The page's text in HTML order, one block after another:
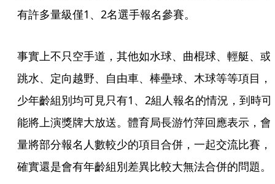
有許多量級僅1、2名選手報名參賽。
事實上不只空手道，其他如水球、曲棍球、輕艇、或
跳水、定向越野、自由車、棒壘球、木球等等項目，
少年齡組別均可見只有1、2組人報名的情況，到時可
能將上演獎牌大放送。體育局長游竹萍回應表示，會
量將部分報名人數較少的項目合併，一起交流比賽，
確實還是會有年齡組別差異比較大無法合併的問題。